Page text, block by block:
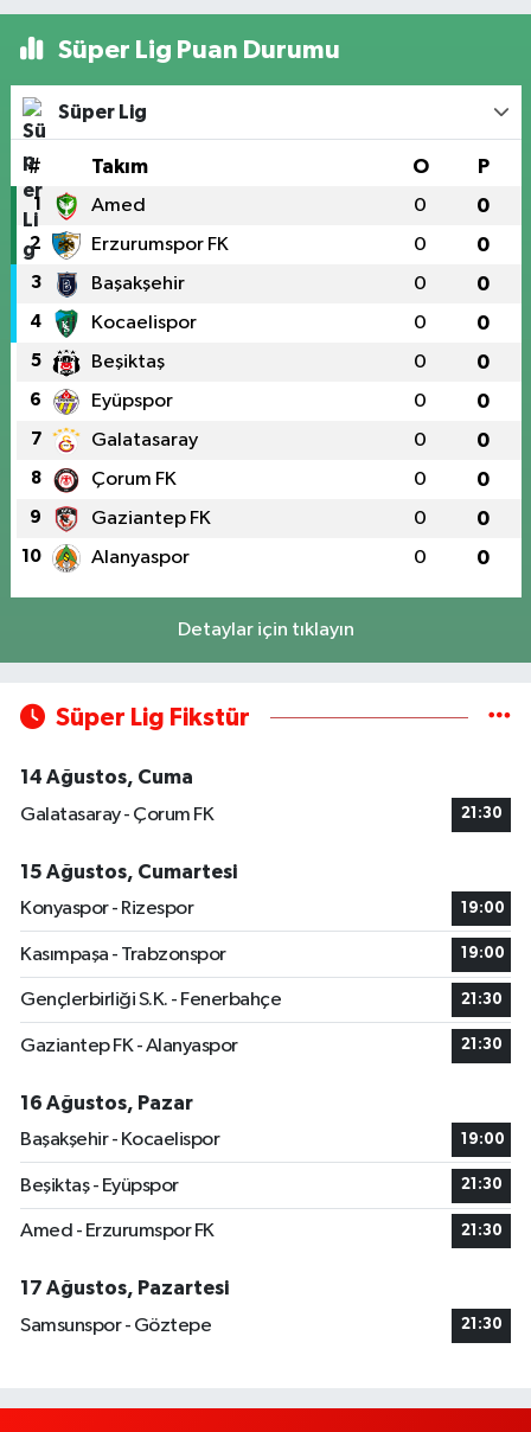
Süper Lig Puan Durumu
Süper Lig
# Takım O P
1 Amed 0 0
2 Erzurumspor FK 0 0
3 Başakşehir 0 0
4 Kocaelispor 0 0
5 Beşiktaş 0 0
6 Eyüpspor 0 0
7 Galatasaray 0 0
8 Çorum FK 0 0
9 Gaziantep FK 0 0
10 Alanyaspor 0 0
Detaylar için tıklayın
Süper Lig Fikstür
14 Ağustos, Cuma
Galatasaray - Çorum FK
21:30
15 Ağustos, Cumartesi
Konyaspor - Rizespor
19:00
Kasımpaşa - Trabzonspor 19:00
Gençlerbirliği S.K. - Fenerbahçe 21:30
Gaziantep FK - Alanyaspor 21:30
16 Ağustos, Pazar
Başakşehir - Kocaelispor
19:00
Beşiktaş - Eyüpspor 21:30
Amed - Erzurumspor FK 21:30
17 Ağustos, Pazartesi
Samsunspor - Göztepe
21:30